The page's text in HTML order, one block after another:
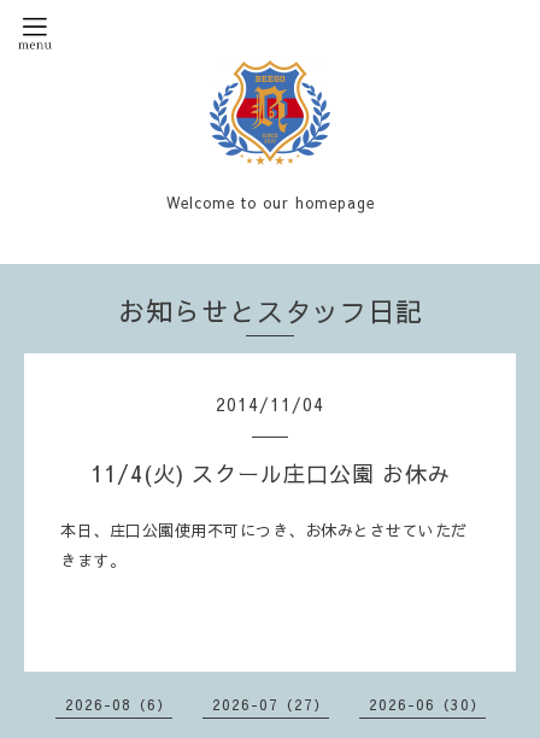
Welcome to our homepage
お知らせとスタッフ日記
2014/11 /04
11/4(火) スクール庄口公園 お休み
本日、庄口公園使用不可につき、お休みとさせていただ
きます。
2026-08（6） 2026-07（27） 2026-06（30）